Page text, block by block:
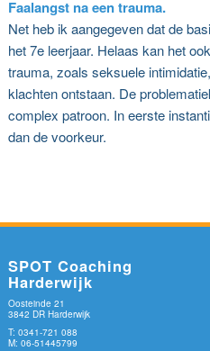
Faalangst na een trauma.
Net heb ik aangegeven dat de
het 7e leerjaar. Helaas kan het
trauma, zoals seksuele
klachten ontstaan. De
complex patroon. In eerste
dan de voorkeur.
SPOT Coaching
Harderwijk
Oosteinde 21
3842 DR Harderwijk
T: 0341-721 088
M: 06-51445799